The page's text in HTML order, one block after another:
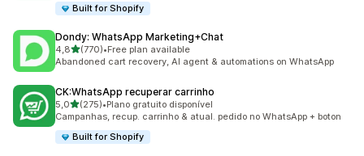
Built for Shopify
Dondy: WhatsApp Marketing+Chat
4,8de 5 estrelas
(770)
770 total de avaliações
•Free plan available
Abandoned cart recovery, AI agent & automations on WhatsApp
CK:WhatsApp recuperar carrinho
5,0de 5 estrelas
(275)
275 total de avaliações
•Plano gratuito disponível
Campanhas, recup. carrinho & atual. pedido no WhatsApp + boton
Built for Shopify